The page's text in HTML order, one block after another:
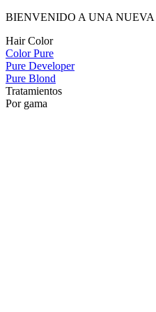
BIENVENIDO A UNA
Hair Color
Color Pure
Pure Developer
Pure Blond
Tratamientos
Por gama